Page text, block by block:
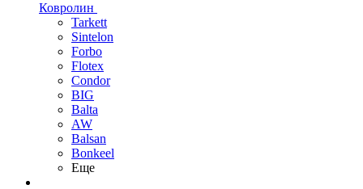
Ковролин
Tarkett
Sintelon
Forbo
Flotex
Condor
BIG
Balta
AW
Balsan
Bonkeel
Еще